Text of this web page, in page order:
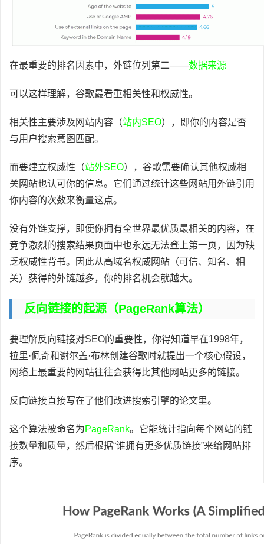
在最重要的排名因素中，外链位列第二——数据来源
可以这样理解，谷歌最看重相关性和权威性。
相关性主要涉及网站内容（站内SEO），即你的内容是否
与用户搜索意图匹配。
而要建立权威性（站外SEO），谷歌需要确认其他权威相
关网站也认可你的信息。它们通过统计这些网站用外链引用
你内容的次数来衡量这点。
没有外链支撑，即便你拥有全世界最优质最相关的内容，在
竞争激烈的搜索结果页面中也永远无法登上第一页，因为缺
乏权威性背书。因此从高域名权威网站（可信、知名、相
关）获得的外链越多，你的排名机会就越大。
反向链接的起源（PageRank算法）
要理解反向链接对SEO的重要性，你得知道早在1998年，
拉里·佩奇和谢尔盖·布林创建谷歌时就提出一个核心假设，
网络上最重要的网站往往会获得比其他网站更多的链接。
反向链接直接写在了他们改进搜索引擎的论文里。
这个算法被命名为PageRank。它能统计指向每个网站的链
接数量和质量，然后根据“谁拥有更多优质链接”来给网站排
序。